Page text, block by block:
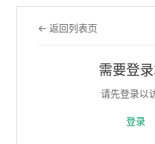
← 返回列表页
需要登
请先登录以
登录